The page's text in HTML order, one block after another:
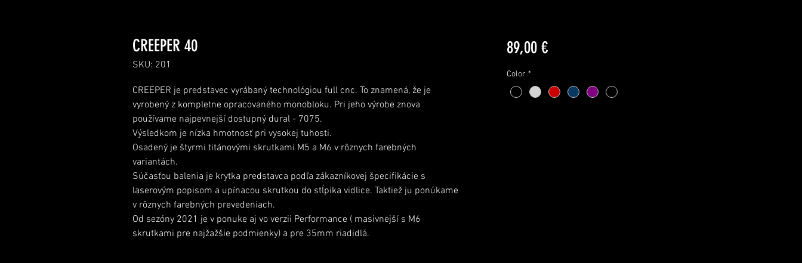
CREEPER 40
SKU: 201
CREEPER je predstavec vyrábaný technológiou full cnc. To znamená, že je
vyrobený z kompletne opracovaného monobloku. Pri jeho výrobe znova
používame najpevnejší dostupný dural - 7075.
Výsledkom je nízka hmotnosť pri vysokej tuhosti.
Osadený je štyrmi titánovými skrutkami M5 a M6 v rôznych farebných
variantách.
Súčasťou balenia je krytka predstavca podľa zákazníkovej špecifikácie s
laserovým popisom a upínacou skrutkou do stĺpika vidlice. Taktiež ju ponúkame
v rôznych farebných prevedeniach.
Od sezóny 2021 je v ponuke aj vo verzii Performance ( masivnejší s M6
skrutkami pre najžažšie podmienky) a pre 35mm riadidlá.
89,00 €Cena
Color *